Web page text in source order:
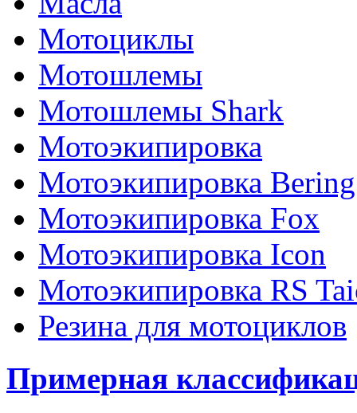
Мотоциклы
Мотошлемы
Мотошлемы Shark
Мотоэкипировка
Мотоэкипировка Bering
Мотоэкипировка Fox
Мотоэкипировка Icon
Мотоэкипировка RS
Резина для мотоциклов
Примерная